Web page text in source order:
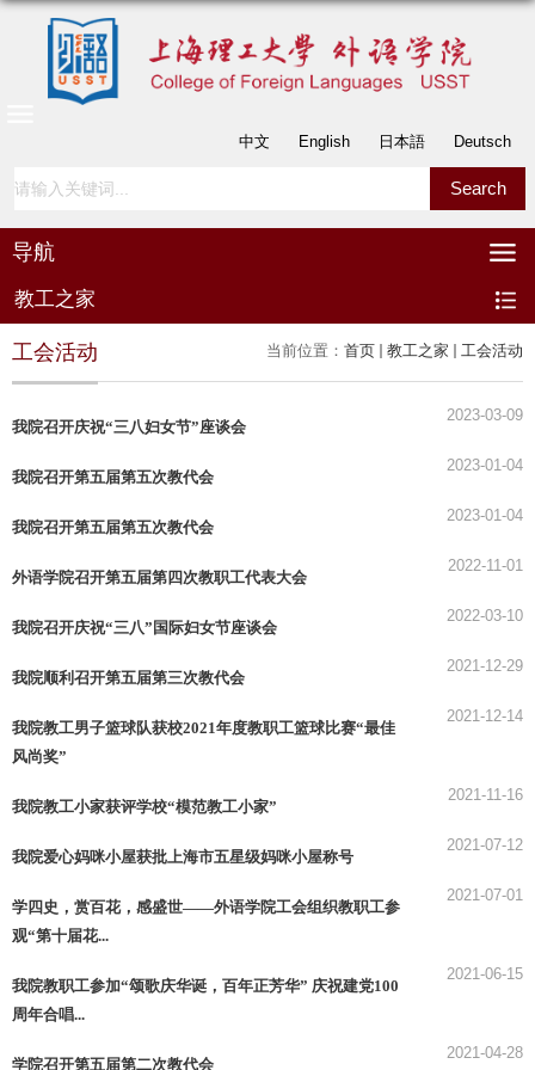
中文 English 日本語 Deutsch
导航
教工之家
当前位置： 首页 教工之家 工会活动
工会活动
我院召开庆祝“三八妇女节”座谈会
2023-03-09
我院召开第五届第五次教代会
2023-01-04
我院召开第五届第五次教代会
2023-01-04
外语学院召开第五届第四次教职工代表大会
2022-11-01
我院召开庆祝“三八”国际妇女节座谈会
2022-03-10
我院顺利召开第五届第三次教代会
2021-12-29
我院教工男子篮球队获校2021年度教职工篮球比赛“最佳
风尚奖”
2021-12-14
我院教工小家获评学校“模范教工小家”
2021-11-16
我院爱心妈咪小屋获批上海市五星级妈咪小屋称号
2021-07-12
学四史，赏百花，感盛世——外语学院工会组织教职工参
观“第十届花...
2021-07-01
我院教职工参加“颂歌庆华诞，百年正芳华” 庆祝建党100
周年合唱...
2021-06-15
学院召开第五届第二次教代会
2021-04-28